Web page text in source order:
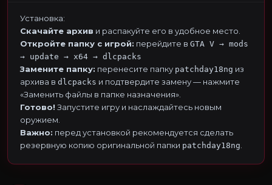
Установка:
Скачайте архив и распакуйте его в удобное место.
Откройте папку с игрой: перейдите в GTA V → mods
→ update → x64 → dlcpacks
Замените папку: перенесите папку patchday18ng из
архива в dlcpacks и подтвердите замену — нажмите
«Заменить файлы в папке назначения».
Готово! Запустите игру и наслаждайтесь новым
оружием.
Важно: перед установкой рекомендуется сделать
резервную копию оригинальной папки patchday18ng